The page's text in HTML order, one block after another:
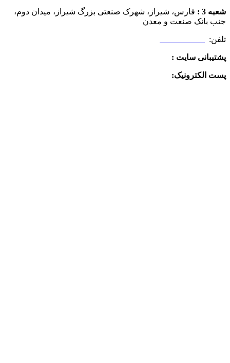
شعبه 3 :
فارس، شیراز، شهرک صنعتی بزرگ شیراز، میدان دوم،
جنب بانک صنعت و معدن
تلفن:
پشتیبانی سایت :
پست الکترونیک: